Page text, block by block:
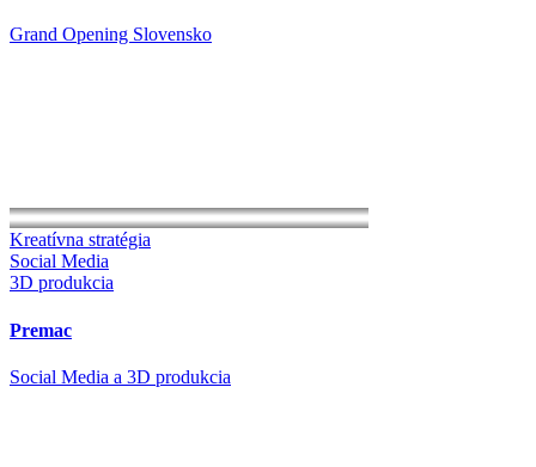
Grand Opening Slovensko
Kreatívna stratégia
Social Media
3D produkcia
Premac
Social Media a 3D produkcia